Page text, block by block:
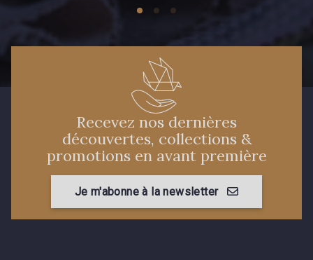
Recevez nos dernières
découvertes, collections &
promotions en avant première
Je m'abonne à la newsletter